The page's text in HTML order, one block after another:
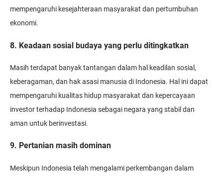
mempengaruhi kesejahteraan masyarakat dan pertumbuhan
ekonomi.
8. Keadaan sosial budaya yang perlu ditingkatkan
Masih terdapat banyak tantangan dalam hal keadilan sosial,
keberagaman, dan hak asasi manusia di Indonesia. Hal ini dapat
mempengaruhi kualitas hidup masyarakat dan kepercayaan
investor terhadap Indonesia sebagai negara yang stabil dan
aman untuk berinvestasi.
9. Pertanian masih dominan
Meskipun Indonesia telah mengalami perkembangan dalam